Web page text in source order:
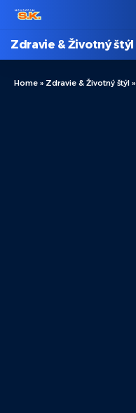
Zdravie & Životný štýl
Home » Zdravie & Životný štýl »